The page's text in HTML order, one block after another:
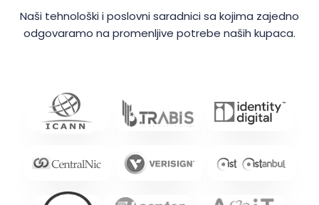
Naši tehnološki i poslovni saradnici sa kojima zajedno
odgovaramo na promenljive potrebe naših kupaca.